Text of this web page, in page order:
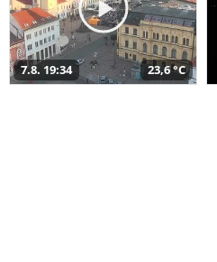
7.8. 19:34 23,6 °C